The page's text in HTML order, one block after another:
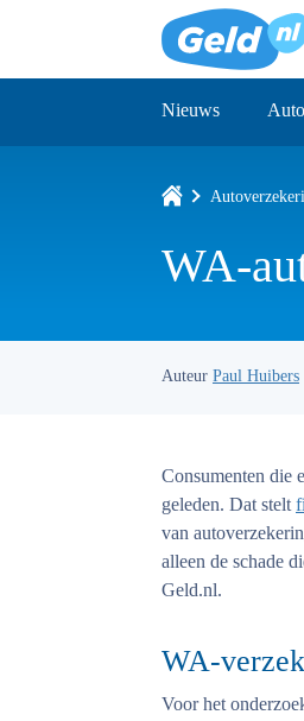
Nieuws
WA-
Auteur Paul Huibers
Consumenten die
geleden. Dat stelt
van
alleen de schade
Geld.nl.
WA-
Voor het